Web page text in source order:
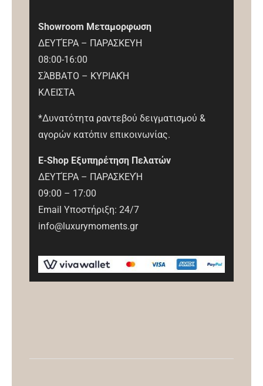
Showroom Μεταμορφωση
ΔΕΥΤΈΡΑ – ΠΑΡΑΣΚΕΥΗ
08:00-16:00
ΣΆΒΒΑΤΟ – ΚΥΡΙΑΚΉ
ΚΛΕΙΣΤΑ
*Δυνατότητα ραντεβού δειγματισμού &
αγορών κατόπιν επικοινωνίας.
E-Shop Εξυπηρέτηση Πελατών
ΔΕΥΤΈΡΑ – ΠΑΡΑΣΚΕΥΉ
09:00 – 17:00
Email Υποστήριξη: 24/7
info@luxurymoments.gr